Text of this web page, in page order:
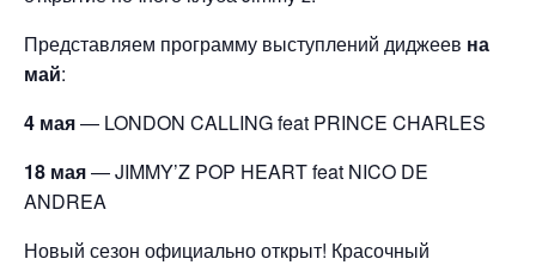
Представляем программу выступлений диджеев на
май:
4 мая— LONDON CALLING feat PRINCE CHARLES
18 мая— JIMMY’Z POP HEART feat NICO DE
ANDREA
Новый сезон официально открыт! Красочный